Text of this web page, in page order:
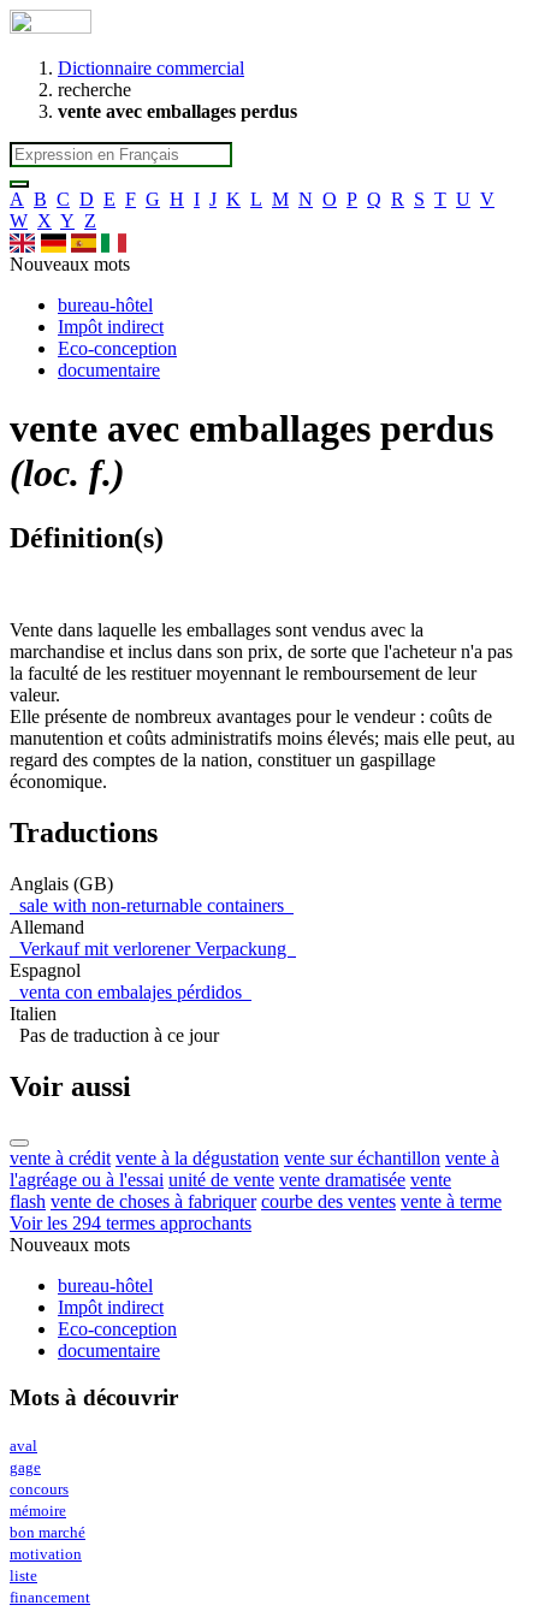
Dictionnaire commercial
recherche
vente avec emballages perdus
A B C D E F G H I J K L M N O P Q R S T U V
W X Y Z
Nouveaux mots
bureau-hôtel
Impôt indirect
Eco-conception
documentaire
vente avec emballages perdus
(loc. f.)
Définition(s)
Vente dans laquelle les emballages sont vendus avec la
marchandise et inclus dans son prix, de sorte que l'acheteur n'a pas
la faculté de les restituer moyennant le remboursement de leur
valeur.
Elle présente de nombreux avantages pour le vendeur : coûts de
manutention et coûts administratifs moins élevés; mais elle peut, au
regard des comptes de la nation, constituer un gaspillage
économique.
Traductions
Anglais (GB)
sale with non-returnable containers
Allemand
Verkauf mit verlorener Verpackung
Espagnol
venta con embalajes pérdidos
Italien
Pas de traduction à ce jour
Voir aussi
vente à crédit vente à la dégustation vente sur échantillon vente à
l'agréage ou à l'essai unité de vente vente dramatisée vente
flash vente de choses à fabriquer courbe des ventes vente à terme
Voir les 294 termes approchants
Nouveaux mots
bureau-hôtel
Impôt indirect
Eco-conception
documentaire
Mots à découvrir
aval
gage
concours
mémoire
bon marché
motivation
liste
financement